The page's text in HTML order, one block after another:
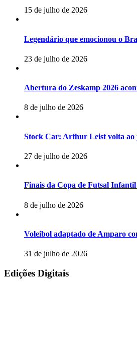
15 de julho de 2026
Legendário que emocionou o
23 de julho de 2026
Abertura do Zeskamp 2026
8 de julho de 2026
Stock Car: Arthur Leist volta ao
27 de julho de 2026
Finais da Copa de Futsal
8 de julho de 2026
Voleibol adaptado de Amparo
31 de julho de 2026
Edições Digitais